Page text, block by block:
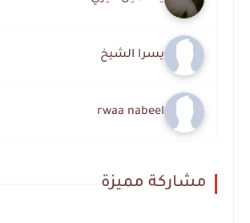
يسرا الشيخ
rwaa nabeel
مشاركة مميزة